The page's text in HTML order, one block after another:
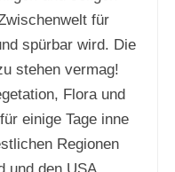
für
spürbar wird. Die
stehen vermag!
Flora und
einige Tage inne
Regionen